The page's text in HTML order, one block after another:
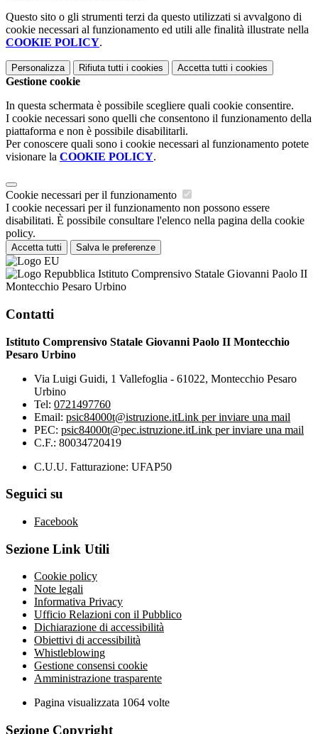
Questo sito o gli strumenti terzi da questo utilizzati si avvalgono di
cookie necessari al funzionamento ed utili alle finalità illustrate nella
COOKIE POLICY.
Personalizza Rifiuta tutti i cookies Accetta tutti i cookies
Gestione cookie
In questa schermata è possibile scegliere quali cookie consentire.
I cookie necessari sono quelli che consentono il funzionamento della
piattaforma e non è possibile disabilitarli.
Per conoscere quali sono i cookie necessari al funzionamento potete
visionare la COOKIE POLICY.
Cookie necessari per il funzionamento
I cookie necessari per il funzionamento non possono essere
disabilitati. È possibile consultare l'elenco nella pagina della cookie
policy.
Accetta tutti Salva le preferenze
Istituto Comprensivo Statale Giovanni Paolo II
Montecchio Pesaro Urbino
Contatti
Istituto Comprensivo Statale Giovanni Paolo II Montecchio
Pesaro Urbino
Via Luigi Guidi, 1 Vallefoglia - 61022, Montecchio Pesaro
Urbino
Tel: 0721497760
Email: psic84000t@istruzione.itLink per inviare una mail
PEC: psic84000t@pec.istruzione.itLink per inviare una mail
C.F.: 80034720419
C.U.U. Fatturazione: UFAP50
Seguici su
Facebook
Sezione Link Utili
Cookie policy
Note legali
Informativa Privacy
Ufficio Relazioni con il Pubblico
Dichiarazione di accessibilità
Obiettivi di accessibilità
Whistleblowing
Gestione consensi cookie
Amministrazione trasparente
Pagina visualizzata 1064 volte
Sezione Copyright